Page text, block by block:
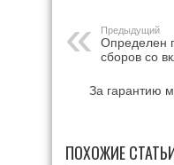
Предыдущий
Определен
сборов со
За гарантию
ПОХОЖИЕ